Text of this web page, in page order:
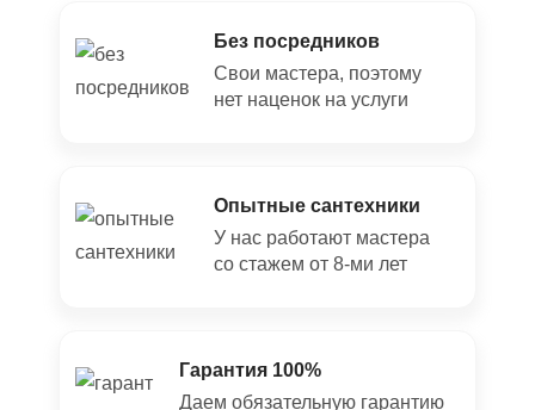
Без посредников
Свои мастера, поэтому
нет наценок на услуги
Опытные сантехники
У нас работают мастера
со стажем от 8-ми лет
Гарантия 100%
Даем обязательную гарантию